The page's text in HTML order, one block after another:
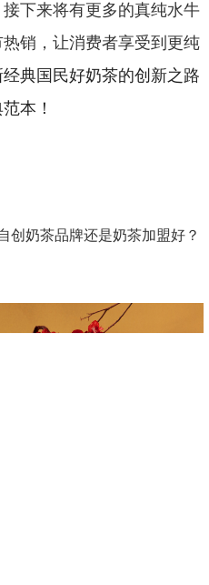
下来将有更多的真纯水牛
销，让消费者享受到更纯
典国民好奶茶的创新之路
本！
创奶茶品牌还是奶茶加盟好？